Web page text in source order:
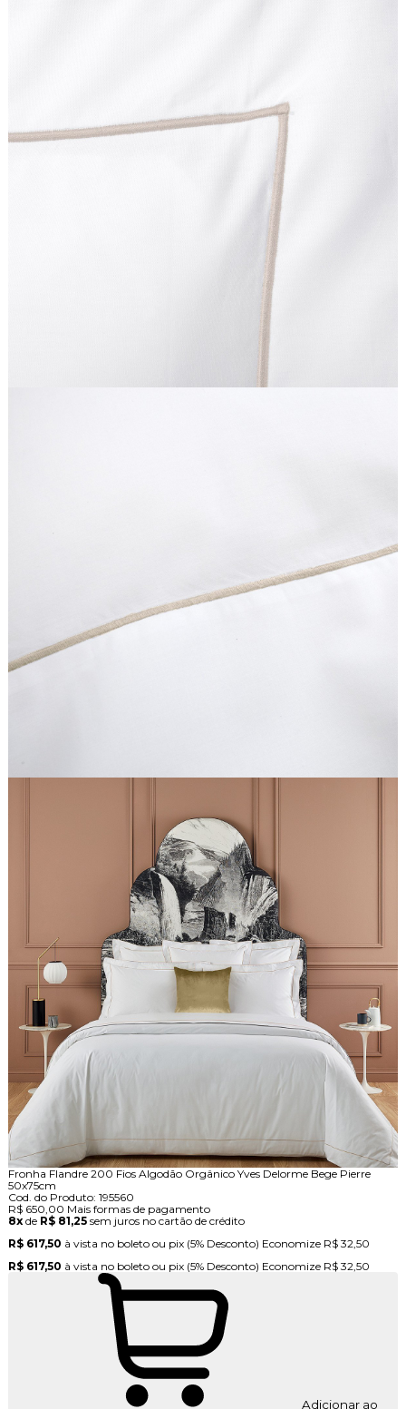
Fronha Flandre 200 Fios Algodão Orgânico Yves Delorme Bege Pierre
50x75cm
Cod. do Produto: 195560
R$ 650,00 Mais formas de pagamento
8xde R$ 81,25 sem juros no cartão de crédito
R$ 617,50 à vista no boleto ou pix (5% Desconto) Economize R$ 32,50
R$ 617,50 à vista no boleto ou pix (5% Desconto) Economize R$ 32,50
Adicionar ao